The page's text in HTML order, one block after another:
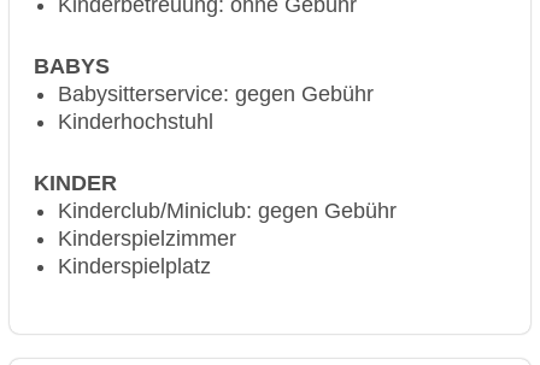
Landeskategorie: 4 Sterne
Kinderbetreuung: ohne Gebühr
BABYS
Babysitterservice: gegen Gebühr
Kinderhochstuhl
KINDER
Kinderclub/Miniclub: gegen Gebühr
Kinderspielzimmer
Kinderspielplatz